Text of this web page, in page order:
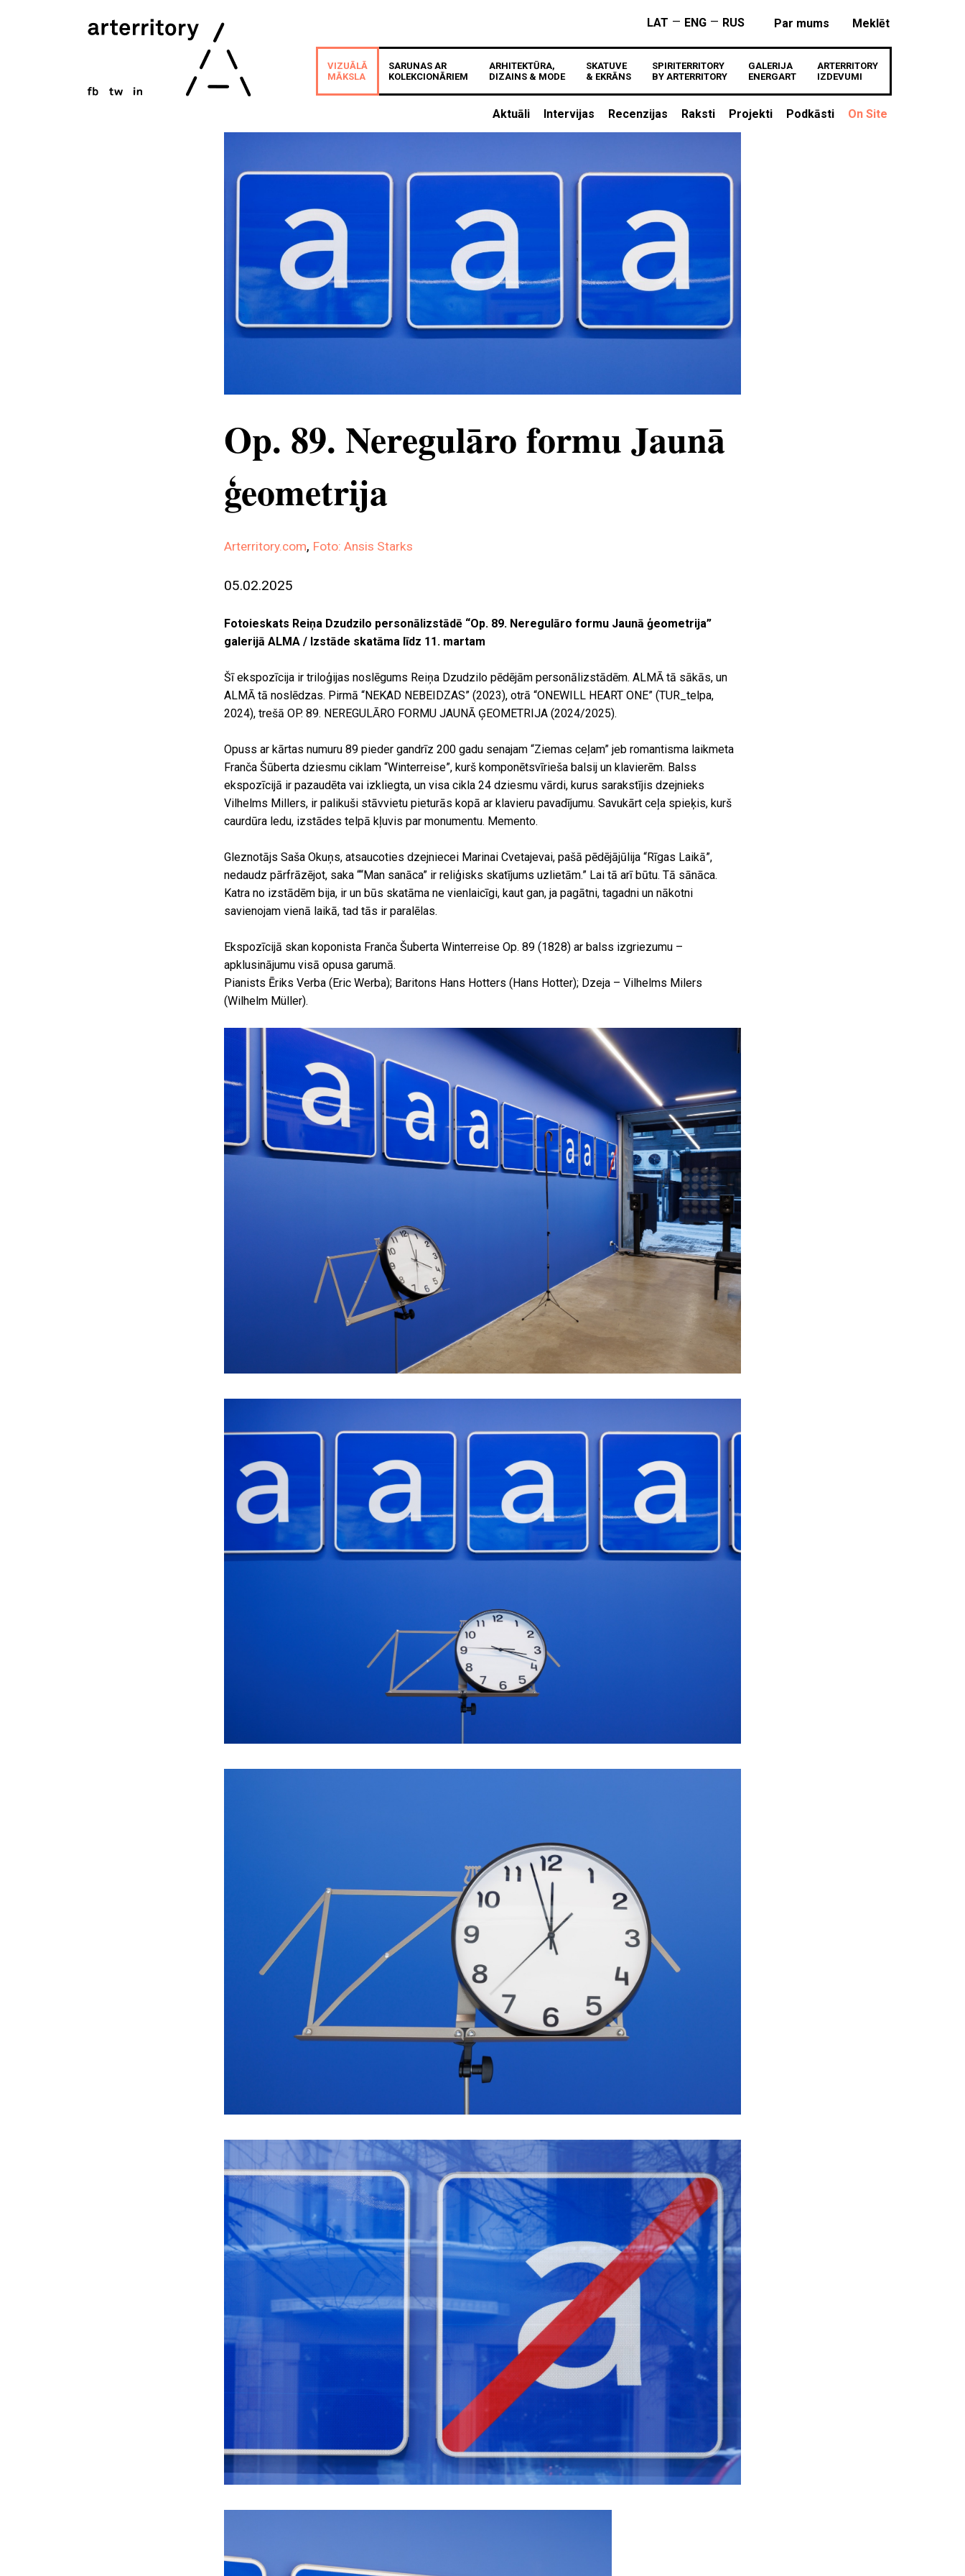
Par mums Meklēt
LAT — ENG — RUS
VIZUĀLĀ
MĀKSLA
SARUNAS AR
KOLEKCIONĀRIEM
ARHITEKTŪRA,
DIZAINS & MODE
SKATUVE
& EKRĀNS
SPIRITERRITORY
BY ARTERRITORY
GALERIJA
ENERGART
ARTERRITORY
IZDEVUMI
Aktuāli Intervijas Recenzijas Raksti Projekti Podkāsti On Site
Op. 89. Neregulāro formu Jaunā
ģeometrija
Arterritory.com, Foto: Ansis Starks
05.02.2025
Fotoieskats Reiņa Dzudzilo personālizstādē “Op. 89. Neregulāro formu Jaunā ģeometrija”
galerijā ALMA / Izstāde skatāma līdz 11. martam
Šī ekspozīcija ir triloģijas noslēgums Reiņa Dzudzilo pēdējām personālizstādēm. ALMĀ tā sākās, un
ALMĀ tā noslēdzas. Pirmā “NEKAD NEBEIDZAS” (2023), otrā “ONEWILL HEART ONE” (TUR_telpa,
2024), trešā OP. 89. NEREGULĀRO FORMU JAUNĀ ĢEOMETRIJA (2024/2025).
Opuss ar kārtas numuru 89 pieder gandrīz 200 gadu senajam “Ziemas ceļam” jeb romantisma laikmeta
Franča Šūberta dziesmu ciklam “Winterreise”, kurš komponētsvīrieša balsij un klavierēm. Balss
ekspozīcijā ir pazaudēta vai izkliegta, un visa cikla 24 dziesmu vārdi, kurus sarakstījis dzejnieks
Vilhelms Millers, ir palikuši stāvvietu pieturās kopā ar klavieru pavadījumu. Savukārt ceļa spieķis, kurš
caurdūra ledu, izstādes telpā kļuvis par monumentu. Memento.
Gleznotājs Saša Okuņs, atsaucoties dzejniecei Marinai Cvetajevai, pašā pēdējājūlija “Rīgas Laikā”,
nedaudz pārfrāzējot, saka ““Man sanāca” ir reliģisks skatījums uzlietām.” Lai tā arī būtu. Tā sānāca.
Katra no izstādēm bija, ir un būs skatāma ne vienlaicīgi, kaut gan, ja pagātni, tagadni un nākotni
savienojam vienā laikā, tad tās ir paralēlas.
Ekspozīcijā skan koponista Franča Šuberta Winterreise Op. 89 (1828) ar balss izgriezumu –
apklusinājumu visā opusa garumā.
Pianists Ēriks Verba (Eric Werba); Baritons Hans Hotters (Hans Hotter); Dzeja – Vilhelms Milers
(Wilhelm Müller).